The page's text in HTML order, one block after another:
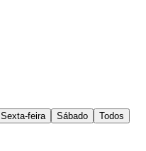
Sexta-feira Sábado Todos